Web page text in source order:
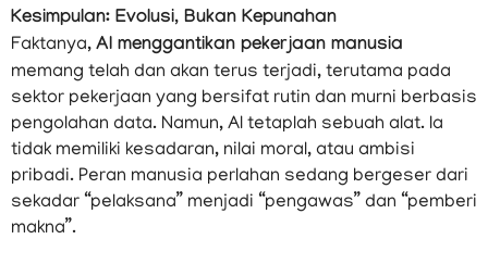
Kesimpulan: Evolusi, Bukan Kepunahan
Faktanya, AI menggantikan pekerjaan manusia
memang telah dan akan terus terjadi, terutama pada
sektor pekerjaan yang bersifat rutin dan murni berbasis
pengolahan data. Namun, AI tetaplah sebuah alat. Ia
tidak memiliki kesadaran, nilai moral, atau ambisi
pribadi. Peran manusia perlahan sedang bergeser dari
sekadar “pelaksana” menjadi “pengawas” dan “pemberi
makna”.